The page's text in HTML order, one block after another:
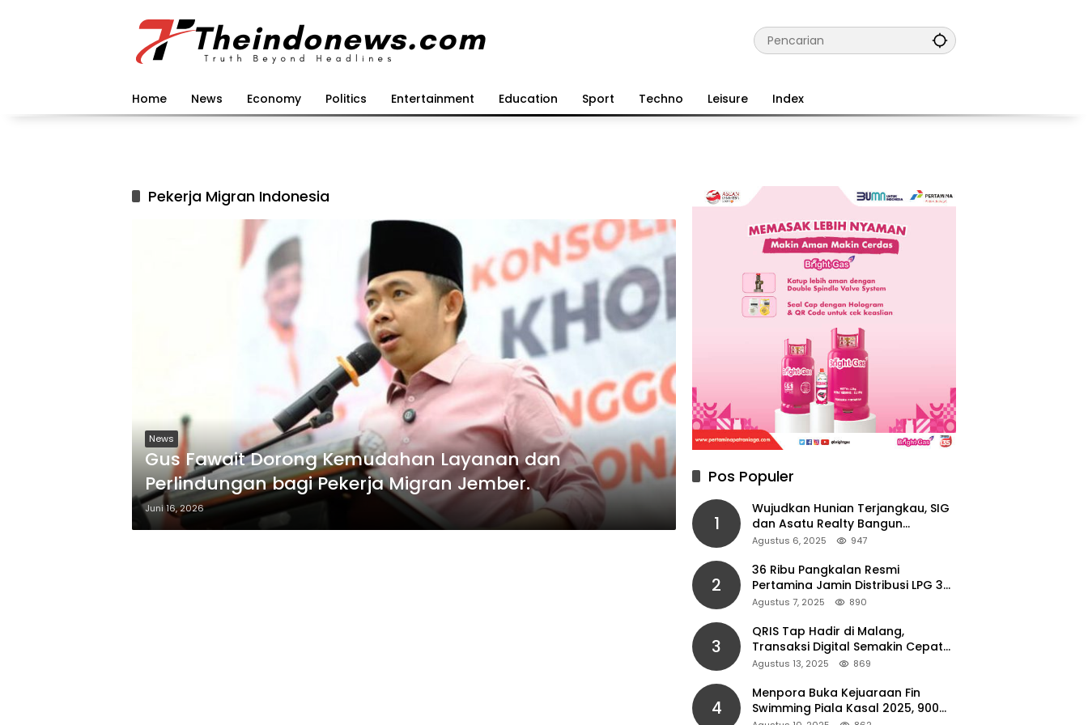
Home News Economy Politics Entertainment Education Sport Techno Leisure Index
Pekerja Migran Indonesia
News
Gus Fawait Dorong Kemudahan Layanan dan
Perlindungan bagi Pekerja Migran Jember.
Juni 16, 2026
Pos Populer
1
Wujudkan Hunian Terjangkau, SIG
dan Asatu Realty Bangun
Perumahan di Cianjur
Agustus 6, 2025 947
2
36 Ribu Pangkalan Resmi
Pertamina Jamin Distribusi LPG 3
Kg Aman di Jawa Timur
Agustus 7, 2025 890
3
QRIS Tap Hadir di Malang,
Transaksi Digital Semakin Cepat
dan Mudah dengan Teknologi NFC
Agustus 13, 2025 869
4
Menpora Buka Kejuaraan Fin
Swimming Piala Kasal 2025, 900